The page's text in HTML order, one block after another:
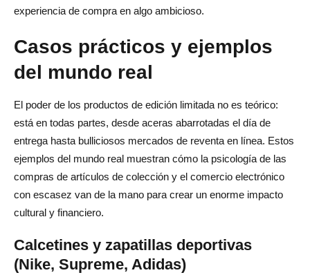
experiencia de compra en algo ambicioso.
Casos prácticos y ejemplos
del mundo real
El poder de los productos de edición limitada no es teórico:
está en todas partes, desde aceras abarrotadas el día de
entrega hasta bulliciosos mercados de reventa en línea. Estos
ejemplos del mundo real muestran cómo la psicología de las
compras de artículos de colección y el comercio electrónico
con escasez van de la mano para crear un enorme impacto
cultural y financiero.
Calcetines y zapatillas deportivas
(Nike, Supreme, Adidas)